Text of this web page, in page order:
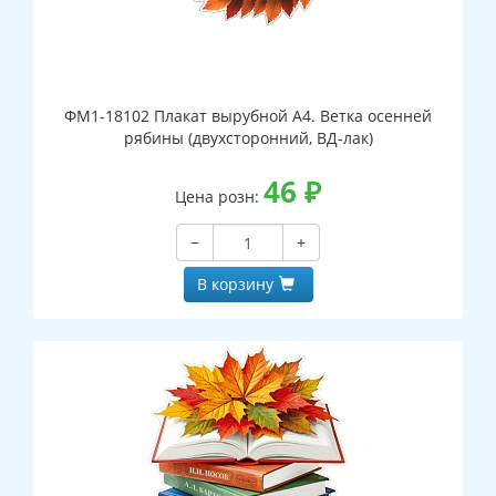
ФМ1-18102 Плакат вырубной А4. Ветка осенней
рябины (двухсторонний, ВД-лак)
Цена розн: 46 ₽
−
+
В корзину